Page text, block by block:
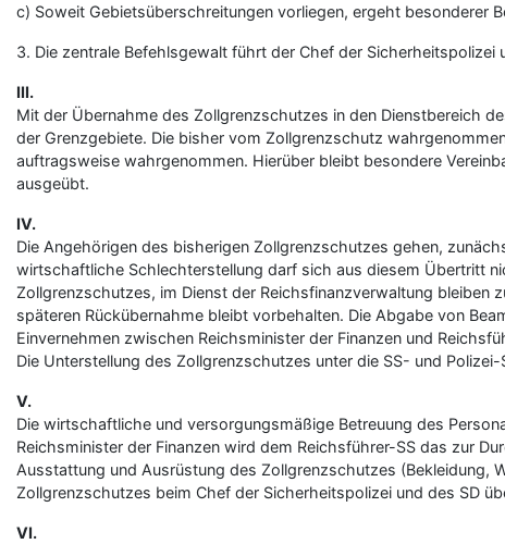
c) Soweit Gebietsüberschreitungen vorliegen, ergeht besonderer
3. Die zentrale Befehlsgewalt führt der Chef der Sicherheitspolizei
III.
Mit der Übernahme des Zollgrenzschutzes in den Dienstbereich
der Grenzgebiete. Die bisher vom Zollgrenzschutz
auftragsweise wahrgenommen. Hierüber bleibt besondere
ausgeübt.
IV.
Die Angehörigen des bisherigen Zollgrenzschutzes gehen,
wirtschaftliche Schlechterstellung darf sich aus diesem Übertritt
Zollgrenzschutzes, im Dienst der Reichsfinanzverwaltung bleiben
späteren Rückübernahme bleibt vorbehalten. Die Abgabe von
Einvernehmen zwischen Reichsminister der Finanzen und
Die Unterstellung des Zollgrenzschutzes unter die SS- und
V.
Die wirtschaftliche und versorgungsmäßige Betreuung des
Reichsminister der Finanzen wird dem Reichsführer-SS das zur
Ausstattung und Ausrüstung des Zollgrenzschutzes (Bekleidung,
Zollgrenzschutzes beim Chef der Sicherheitspolizei und des SD
VI.